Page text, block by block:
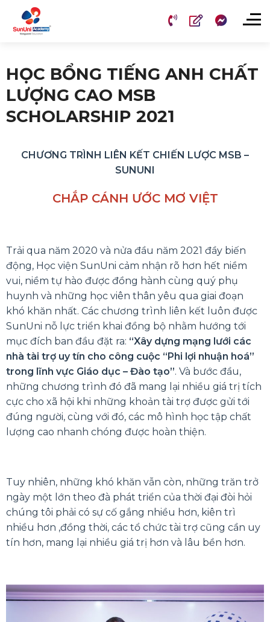
HỌC BỔNG TIẾNG ANH CHẤT
LƯỢNG CAO MSB
SCHOLARSHIP 2021
CHƯƠNG TRÌNH LIÊN KẾT CHIẾN LƯỢC MSB –
SUNUNI
CHẮP CÁNH ƯỚC MƠ VIỆT
Trải qua năm 2020 và nửa đầu năm 2021 đầy biến
động, Học viện SunUni cảm nhận rõ hơn hết niềm
vui, niềm tự hào được đồng hành cùng quý phụ
huynh và những học viên thân yêu qua giai đoạn
khó khăn nhất. Các chương trình liên kết luôn được
SunUni nỗ lực triển khai đồng bộ nhằm hướng tới
mục đích ban đầu đặt ra: “Xây dựng mạng lưới các
nhà tài trợ uy tín cho công cuộc “Phi lợi nhuận hoá”
trong lĩnh vực Giáo dục – Đào tạo”. Và bước đầu,
những chương trình đó đã mang lại nhiều giá trị tích
cực cho xã hội khi những khoản tài trợ được gửi tới
đúng người, cùng với đó, các mô hình học tập chất
lượng cao nhanh chóng được hoàn thiện.
Tuy nhiên, những khó khăn vẫn còn, những trăn trở
ngày một lớn theo đà phát triển của thời đại đòi hỏi
chúng tôi phải có sự cố gắng nhiều hơn, kiên trì
nhiều hơn ,đồng thời, các tổ chức tài trợ cũng cần uy
tín hơn, mang lại nhiều giá trị hơn và lâu bền hơn.